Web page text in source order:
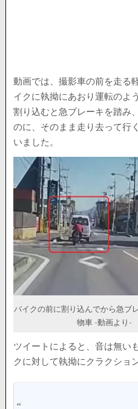
動画では、撮影車の前を走る
イクに執拗にあおり運転のよ
割り込むと急ブレーキを踏み
のに、そのまま走り去って行
いました。
バイクの前に割り込んでから急ブ
物車 -動画より-
ツイートによると、音は無い
クに対して執拗にクラクショ